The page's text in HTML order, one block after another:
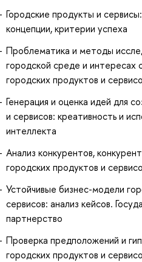
Городские продукты и
концепции, критерии успеха
Проблематика и методы
городской среде и интересах
городских продуктов и
Генерация и оценка идей для
и сервисов: креативность и
интеллекта
Анализ конкурентов,
городских продуктов и
Устойчивые бизнес-модели
сервисов: анализ кейсов.
партнерство
Проверка предположений и
городских продуктов и